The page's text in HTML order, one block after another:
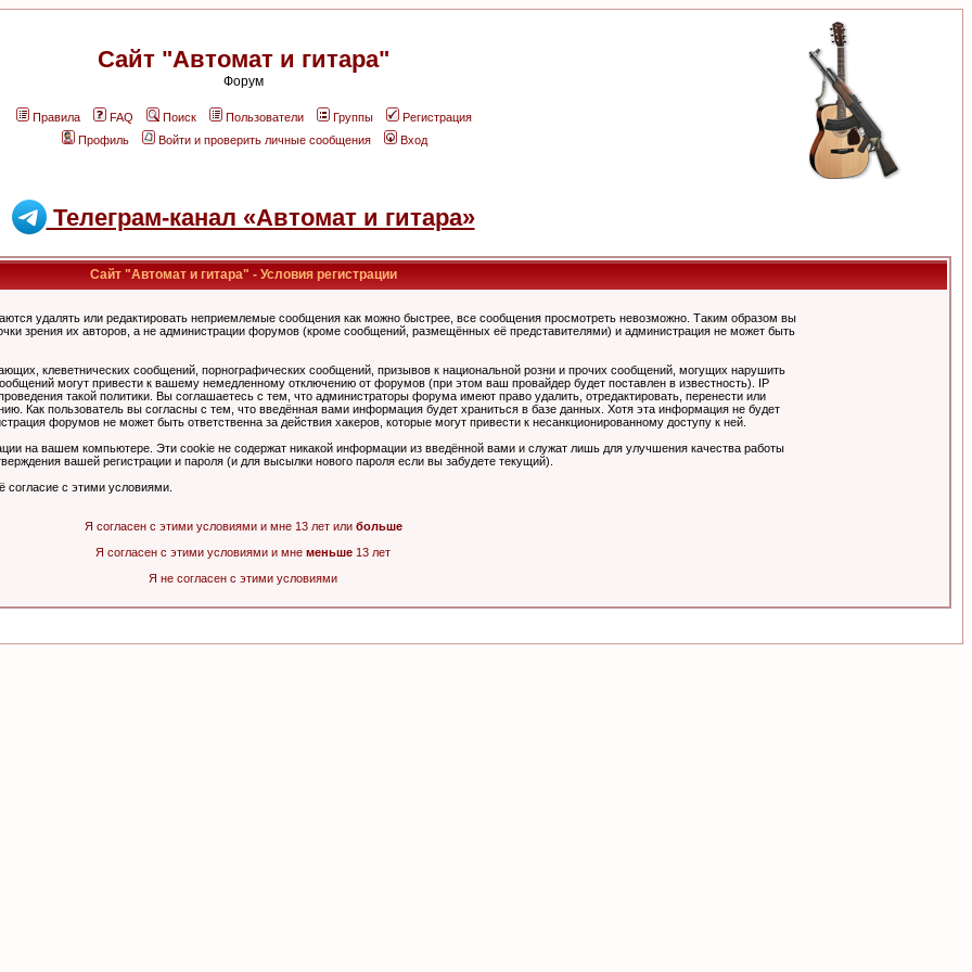
Сайт "Автомат и гитара"
Форум
Правила FAQ Поиск Пользователи Группы
Регистрация
Профиль
Войти и проверить личные сообщения Вход
Телеграм-канал «Автомат и гитара»
Сайт "Автомат и гитара" - Условия регистрации
удалять или редактировать неприемлемые сообщения как можно быстрее, все сообщения просмотреть невозможно. Таким образом вы
зрения их авторов, а не администрации форумов (кроме сообщений, размещённых её представителями) и администрация не может быть
клеветнических сообщений, порнографических сообщений, призывов к национальной розни и прочих сообщений, могущих нарушить
могут привести к вашему немедленному отключению от форумов (при этом ваш провайдер будет поставлен в известность). IP
такой политики. Вы соглашаетесь с тем, что администраторы форума имеют право удалить, отредактировать, перенести или
Как пользователь вы согласны с тем, что введённая вами информация будет храниться в базе данных. Хотя эта информация не будет
форумов не может быть ответственна за действия хакеров, которые могут привести к несанкционированному доступу к ней.
на вашем компьютере. Эти cookie не содержат никакой информации из введённой вами и служат лишь для улучшения качества работы
вашей регистрации и пароля (и для высылки нового пароля если вы забудете текущий).
согласие с этими условиями.
Я согласен с этими условиями и мне 13 лет или больше
Я согласен с этими условиями и мне меньше 13 лет
Я не согласен с этими условиями